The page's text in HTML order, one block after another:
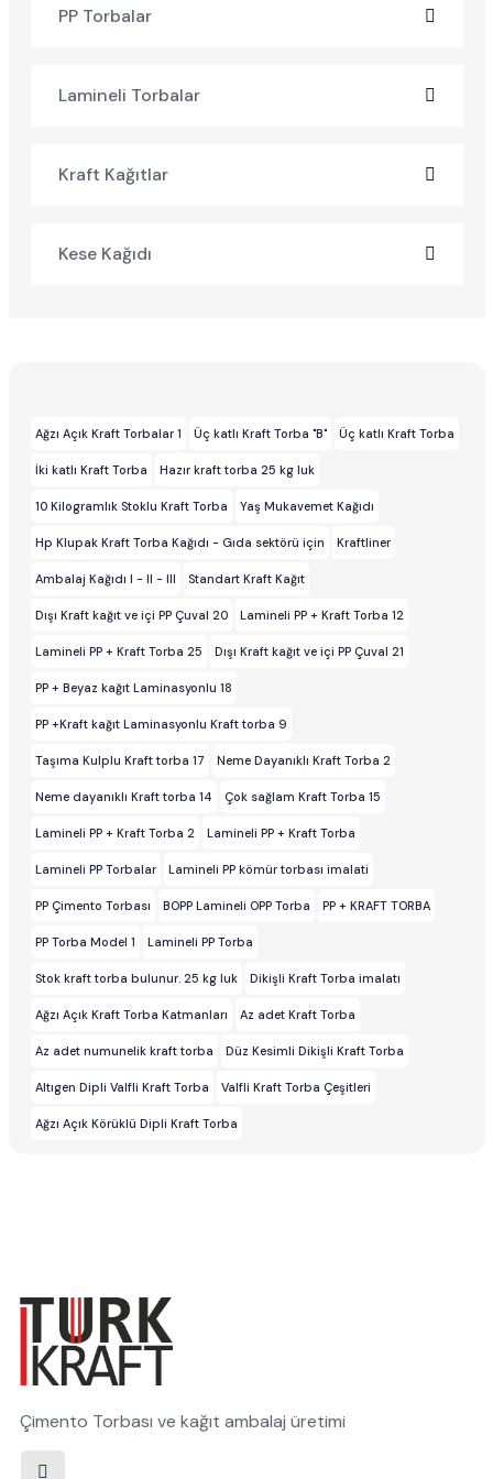
PP Torbalar
Lamineli Torbalar
Kraft Kağıtlar
Kese Kağıdı
Ağzı Açık Kraft Torbalar 1 Üç katlı Kraft Torba "B" Üç katlı Kraft Torba
İki katlı Kraft Torba Hazır kraft torba 25 kg luk
10 Kilogramlık Stoklu Kraft Torba Yaş Mukavemet Kağıdı
Hp Klupak Kraft Torba Kağıdı - Gıda sektörü için Kraftliner
Ambalaj Kağıdı I - II - III Standart Kraft Kağıt
Dışı Kraft kağıt ve içi PP Çuval 20 Lamineli PP + Kraft Torba 12
Lamineli PP + Kraft Torba 25 Dışı Kraft kağıt ve içi PP Çuval 21
PP + Beyaz kağıt Laminasyonlu 18
PP +Kraft kağıt Laminasyonlu Kraft torba 9
Taşıma Kulplu Kraft torba 17 Neme Dayanıklı Kraft Torba 2
Neme dayanıklı Kraft torba 14 Çok sağlam Kraft Torba 15
Lamineli PP + Kraft Torba 2 Lamineli PP + Kraft Torba
Lamineli PP Torbalar Lamineli PP kömür torbası imalati
PP Çimento Torbası BOPP Lamineli OPP Torba PP + KRAFT TORBA
PP Torba Model 1 Lamineli PP Torba
Stok kraft torba bulunur. 25 kg luk Dikişli Kraft Torba imalatı
Ağzı Açık Kraft Torba Katmanları Az adet Kraft Torba
Az adet numunelik kraft torba Düz Kesimli Dikişli Kraft Torba
Altıgen Dipli Valfli Kraft Torba Valfli Kraft Torba Çeşitleri
Ağzı Açık Körüklü Dipli Kraft Torba
Çimento Torbası ve kağıt ambalaj üretimi